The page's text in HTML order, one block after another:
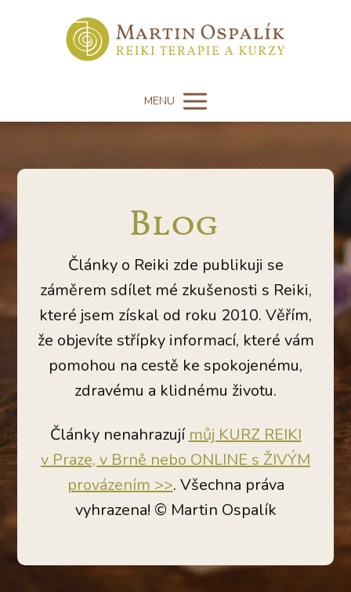
MENU
Blog
Články o Reiki zde publikuji se
záměrem sdílet mé zkušenosti s Reiki,
které jsem získal od roku 2010. Věřím,
že objevíte střípky informací, které vám
pomohou na cestě ke spokojenému,
zdravému a klidnému životu.
Články nenahrazují můj KURZ REIKI
v Praze, v Brně nebo ONLINE s ŽIVÝM
provázením >>. Všechna práva
vyhrazena! © Martin Ospalík